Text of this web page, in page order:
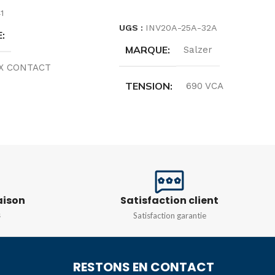
CONTACT
UGS : INV20A-25A-32A
MARQUE Salzer
TENSION 690 VCA
INVERSEUR 2POLE
Satisfaction client
Satisfaction garantie
RESTONS EN CONTACT